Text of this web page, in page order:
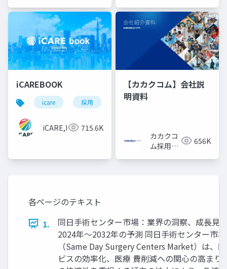
iCAREBOOK
icare 採用 カルチャーデック
iCARE,Inc 715.6K
【カカクコム】会社説
明資料
カカクコ
ム採用担
656K
各ページのテキスト
1.
同日手術センター市場：業界の洞察、成長見
2024年～2032年の予測 同日手術センター市場
（Same Day Surgery Centers Market）は、
ビスの効率化、医療 費削減への関心の高まり